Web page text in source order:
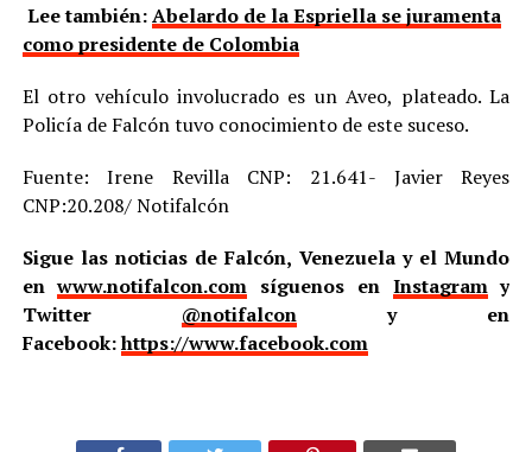
Lee también:Abelardo de la Espriella se juramenta
como presidente de Colombia
El otro vehículo involucrado es un Aveo, plateado. La
Policía de Falcón tuvo conocimiento de este suceso.
Fuente: Irene Revilla CNP: 21.641- Javier Reyes
CNP:20.208/ Notifalcón
Sigue las noticias de Falcón, Venezuela y el Mundo
enwww.notifalcon.com síguenos en Instagramy
Twitter @notifalcony en
Facebook:https://www.facebook.com